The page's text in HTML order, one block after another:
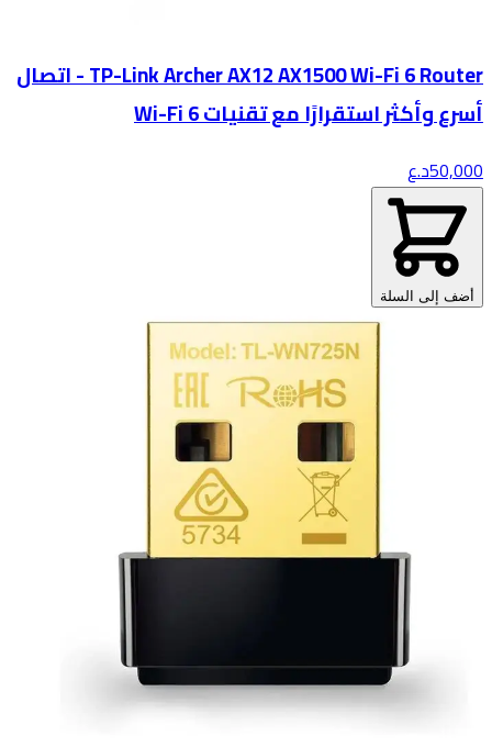
TP-Link Archer AX12 AX1500 Wi-Fi 6 Router - اتصال
أسرع وأكثر استقرارًا مع تقنيات Wi-Fi 6
50,000د.ع
أضف إلى السلة